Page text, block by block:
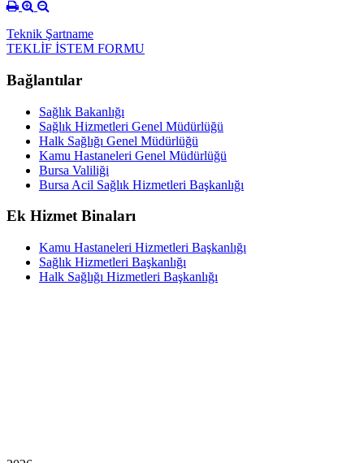
Teknik Şartname
TEKLİF İSTEM FORMU
Bağlantılar
Sağlık Bakanlığı
Sağlık Hizmetleri Genel Müdürlüğü
Halk Sağlığı Genel Müdürlüğü
Kamu Hastaneleri Genel Müdürlüğü
Bursa Valiliği
Bursa Acil Sağlık Hizmetleri Başkanlığı
Ek Hizmet Binaları
Kamu Hastaneleri Hizmetleri Başkanlığı
Sağlık Hizmetleri Başkanlığı
Halk Sağlığı Hizmetleri Başkanlığı